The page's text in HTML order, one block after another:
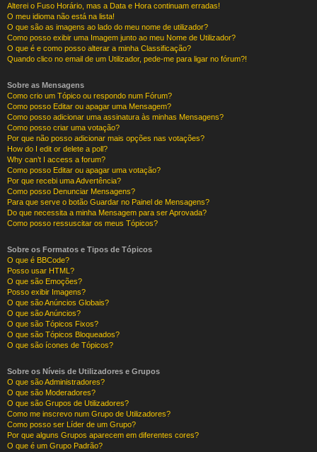
Alterei o Fuso Horário, mas a Data e Hora continuam erradas!
O meu idioma não está na lista!
O que são as imagens ao lado do meu nome de utilizador?
Como posso exibir uma Imagem junto ao meu Nome de Utilizador?
O que é e como posso alterar a minha Classificação?
Quando clico no email de um Utilizador, pede-me para ligar no fórum?!
Sobre as Mensagens
Como crio um Tópico ou respondo num Fórum?
Como posso Editar ou apagar uma Mensagem?
Como posso adicionar uma assinatura às minhas Mensagens?
Como posso criar uma votação?
Por que não posso adicionar mais opções nas votações?
How do I edit or delete a poll?
Why can’t I access a forum?
Como posso Editar ou apagar uma votação?
Por que recebi uma Advertência?
Como posso Denunciar Mensagens?
Para que serve o botão Guardar no Painel de Mensagens?
Do que necessita a minha Mensagem para ser Aprovada?
Como posso ressuscitar os meus Tópicos?
Sobre os Formatos e Tipos de Tópicos
O que é BBCode?
Posso usar HTML?
O que são Emoções?
Posso exibir Imagens?
O que são Anúncios Globais?
O que são Anúncios?
O que são Tópicos Fixos?
O que são Tópicos Bloqueados?
O que são ícones de Tópicos?
Sobre os Níveis de Utilizadores e Grupos
O que são Administradores?
O que são Moderadores?
O que são Grupos de Utilizadores?
Como me inscrevo num Grupo de Utilizadores?
Como posso ser Líder de um Grupo?
Por que alguns Grupos aparecem em diferentes cores?
O que é um Grupo Padrão?